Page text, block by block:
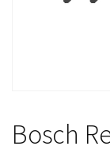
Bosch